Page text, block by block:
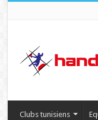
Clubs tunisiens